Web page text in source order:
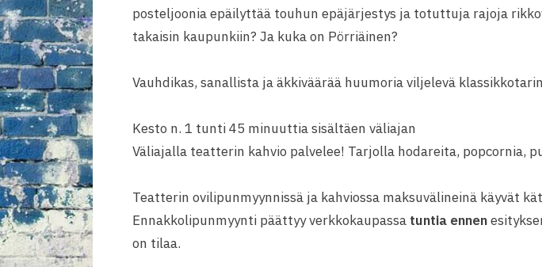
posteljoonia epäilyttää touhun epäjärjestys ja totuttuja rajoja
takaisin kaupunkiin? Ja kuka on Pörriäinen?
Vauhdikas, sanallista ja äkkiväärää huumoria viljelevä
Kesto n. 1 tunti 45 minuuttia sisältäen väliajan
Väliajalla teatterin kahvio palvelee! Tarjolla hodareita, popcornia,
Teatterin ovilipunmyynnissä ja kahviossa maksuvälineinä käyvät
Ennakkolipunmyynti päättyy verkkokaupassa tuntia ennen
on tilaa.